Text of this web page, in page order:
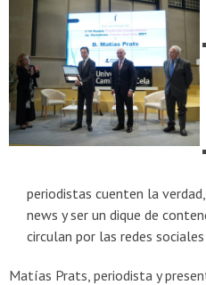
periodistas cuenten la
news y ser un dique de
circulan por las redes sociales
Matías Prats, periodista y